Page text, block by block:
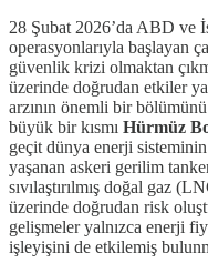
28 Şubat 2026’da ABD ve
operasyonlarıyla başlayan
güvenlik krizi olmaktan
üzerinde doğrudan etkiler
arzının önemli bir
büyük bir kısmı Hürmüz
geçit dünya enerji
yaşanan askeri gerilim
sıvılaştırılmış doğal gaz
üzerinde doğrudan risk
gelişmeler yalnızca enerji
işleyişini de etkilemiş